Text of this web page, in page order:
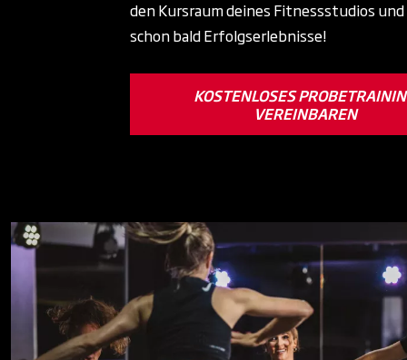
den Kursraum deines Fitnessstudios
schon bald Erfolgserlebnisse!
KOSTENLOSES
VEREINBAREN